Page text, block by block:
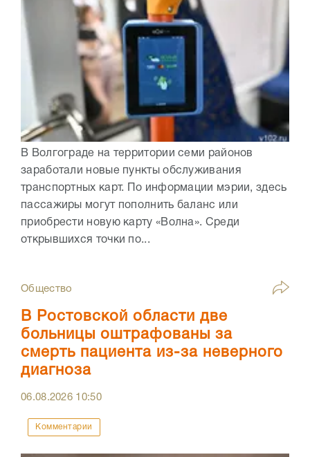
В Волгограде на территории семи районов
заработали новые пункты обслуживания
транспортных карт. По информации мэрии, здесь
пассажиры могут пополнить баланс или
приобрести новую карту «Волна». Среди
открывшихся точки по...
Общество
В Ростовской области две
больницы оштрафованы за
смерть пациента из-за неверного
диагноза
06.08.2026 10:50
Комментарии